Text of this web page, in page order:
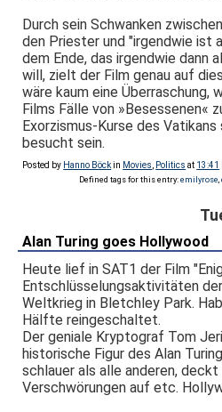
Durch sein Schwanken
den Priester und "irgendwie ist
dem Ende, das irgendwie dann
will, zielt der Film genau auf
wäre kaum eine Überraschung,
Films Fälle von »Besessenen«
Exorzismus-Kurse des
besucht sein.
Posted by Hanno Böckin Movies Politics at 13:41
Defined tags for this entry:emilyrose
Alan Turing goes Hollywood
Heute lief in SAT1 der Film
Entschlüsselungsaktivitäten
Weltkrieg in Bletchley Park.
Hälfte reingeschaltet.
Der geniale Kryptograf Tom
historische Figur des Alan
schlauer als alle anderen,
Verschwörungen auf etc.